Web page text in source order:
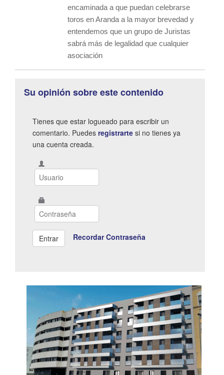
encaminada a que puedan celebrarse
toros en Aranda a la mayor brevedad y
entendemos que un grupo de Juristas
sabrá más de legalidad que cualquier
asociación
Su opinión sobre este contenido
Tienes que estar logueado para escribir un
comentario. Puedes registrarte si no tienes ya
una cuenta creada.
Recordar Contraseña